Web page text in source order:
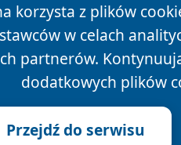
korzysta z plików
w celach
partnerów.
dodatkowych plików
Przejdź do serwisu